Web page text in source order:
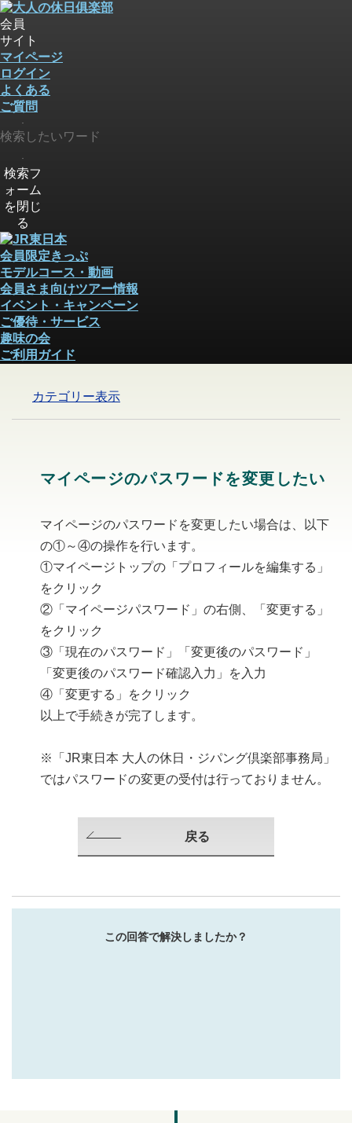
会員
サイト
マイページ
ログイン
よくある
ご質問
検索フ
ォーム
を閉じ
る
会員限定きっぷ
モデルコース・動画
会員さま向けツアー情報
イベント・キャンペーン
ご優待・サービス
趣味の会
ご利用ガイド
カテゴリー表示
マイページのパスワードを変更したい
マイページのパスワードを変更したい場合は、以下
の①～④の操作を行います。
①マイページトップの「プロフィールを編集する」
をクリック
②「マイページパスワード」の右側、「変更する」
をクリック
③「現在のパスワード」「変更後のパスワード」
「変更後のパスワード確認入力」を入力
④「変更する」をクリック
以上で手続きが完了します。
※「JR東日本 大人の休日・ジパング倶楽部事務局」
ではパスワードの変更の受付は行っておりません。
戻る
この回答で解決しましたか？